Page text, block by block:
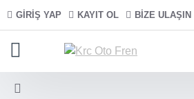
GIRIŞ YAP KAYIT OL BIZE ULAŞIN